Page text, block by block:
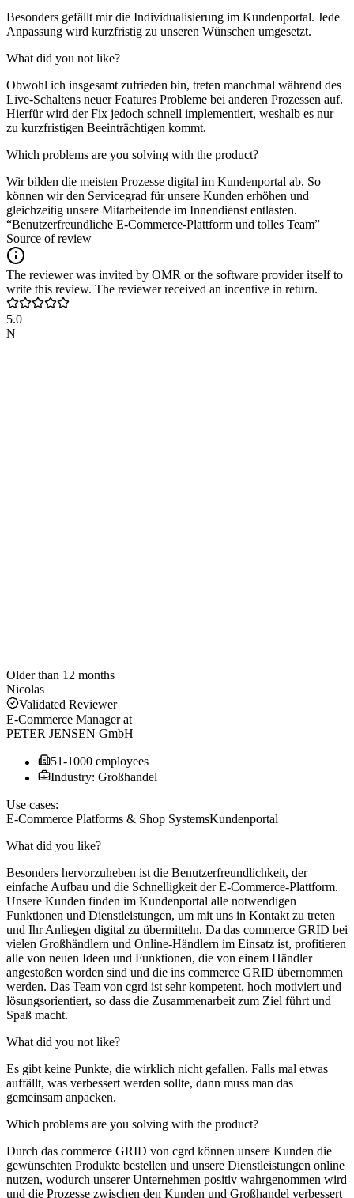
Besonders gefällt mir die Individualisierung im Kundenportal. Jede
Anpassung wird kurzfristig zu unseren Wünschen umgesetzt.
What did you not like?
Obwohl ich insgesamt zufrieden bin, treten manchmal während des
Live-Schaltens neuer Features Probleme bei anderen Prozessen auf.
Hierfür wird der Fix jedoch schnell implementiert, weshalb es nur
zu kurzfristigen Beeinträchtigen kommt.
Which problems are you solving with the product?
Wir bilden die meisten Prozesse digital im Kundenportal ab. So
können wir den Servicegrad für unsere Kunden erhöhen und
gleichzeitig unsere Mitarbeitende im Innendienst entlasten.
“Benutzerfreundliche E-Commerce-Plattform und tolles Team”
Source of review
The reviewer was invited by OMR or the software provider itself to
write this review. The reviewer received an incentive in return.
5.0
N
Older than 12 months
Nicolas
Validated Reviewer
E-Commerce Managerat
PETER JENSEN GmbH
51-1000 employees
Industry: Großhandel
Use cases:
E-Commerce Platforms & Shop SystemsKundenportal
What did you like?
Besonders hervorzuheben ist die Benutzerfreundlichkeit, der
einfache Aufbau und die Schnelligkeit der E-Commerce-Plattform.
Unsere Kunden finden im Kundenportal alle notwendigen
Funktionen und Dienstleistungen, um mit uns in Kontakt zu treten
und Ihr Anliegen digital zu übermitteln. Da das commerce GRID bei
vielen Großhändlern und Online-Händlern im Einsatz ist, profitieren
alle von neuen Ideen und Funktionen, die von einem Händler
angestoßen worden sind und die ins commerce GRID übernommen
werden. Das Team von cgrd ist sehr kompetent, hoch motiviert und
lösungsorientiert, so dass die Zusammenarbeit zum Ziel führt und
Spaß macht.
What did you not like?
Es gibt keine Punkte, die wirklich nicht gefallen. Falls mal etwas
auffällt, was verbessert werden sollte, dann muss man das
gemeinsam anpacken.
Which problems are you solving with the product?
Durch das commerce GRID von cgrd können unsere Kunden die
gewünschten Produkte bestellen und unsere Dienstleistungen online
nutzen, wodurch unserer Unternehmen positiv wahrgenommen wird
und die Prozesse zwischen den Kunden und Großhandel verbessert